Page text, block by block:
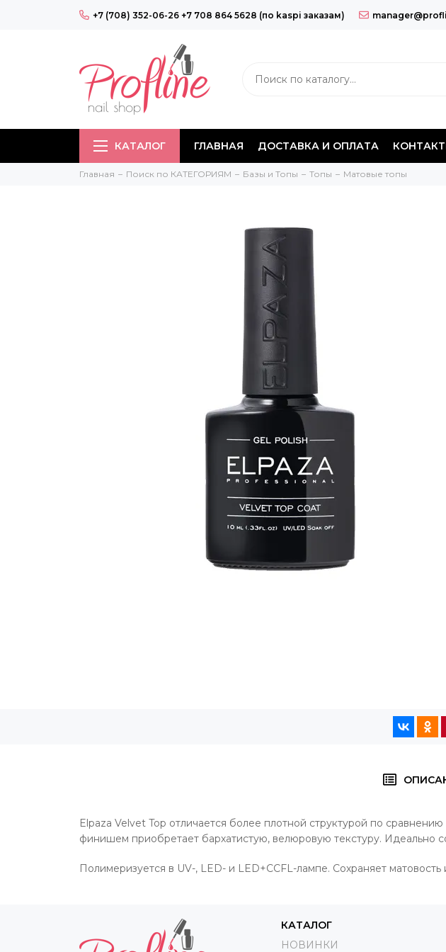
+7 (708) 352-06-26 +7 708 864 5628 (по kaspi заказам)
КАТАЛОГ ГЛАВНАЯ ДОСТАВКА И ОПЛАТА
Главная Поиск по КАТЕГОРИЯМ Базы и Топы Топы Матовые топы
Elpaza Velvet Top отличается более плотной структурой по
финишем приобретает бархатистую, велюровую текстуру. Идеально
Полимеризуется в UV-, LED- и LED+CCFL-лампе. Сохраняет
КАТАЛОГ
НОВИНКИ